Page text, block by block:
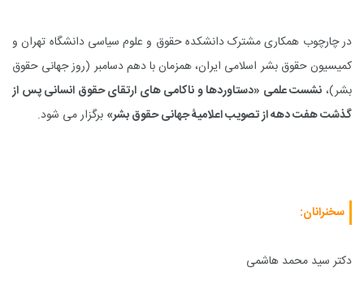
در چارچوب همکاری مشترک دانشکده حقوق و علوم سیاسی دانشگاه تهران و
کمیسیون حقوق بشر اسلامی ایران، همزمان با دهم دسامبر (روز جهانی حقوق
بشر)، نشست علمی «دستاوردها و ناکامی های ارتقای حقوق انسانی پس از
گذشت هفت دهه از تصویب اعلامیۀ جهانی حقوق بشر» برگزار می شود.
سخنرانان:
دکتر سید محمد هاشمی